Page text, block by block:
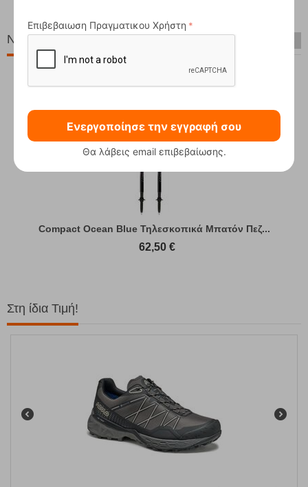
Νέες Παραλαβές
Compact Ocean Blue Τηλεσκοπικά Μπατόν Πεζ...
62,50 €
Στη ίδια Τιμή!
Επιβεβαιωση Πραγματικου Χρήστη
Ενεργοποίησε την εγγραφή σου
Θα λάβεις email επιβεβαίωσης.